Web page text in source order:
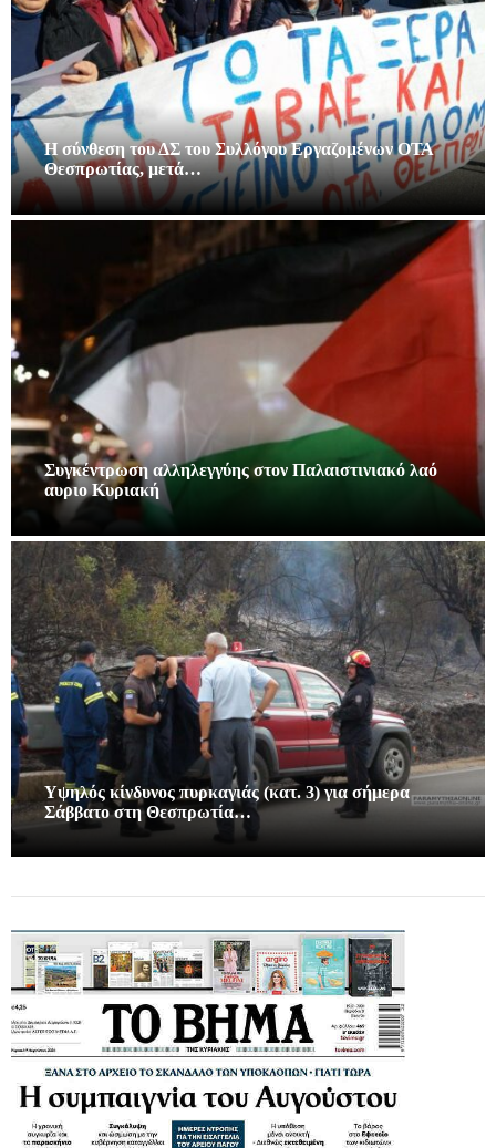
Η σύνθεση του ΔΣ του Συλλόγου Εργαζομένων ΟΤΑ
Θεσπρωτίας, μετά…
Συγκέντρωση αλληλεγγύης στον Παλαιστινιακό λαό
αυριο Κυριακή
Υψηλός κίνδυνος πυρκαγιάς (κατ. 3) για σήμερα
Σάββατο στη Θεσπρωτία…